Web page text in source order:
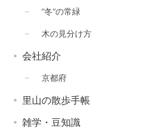
”冬”の常緑
木の見分け方
会社紹介
京都府
里山の散歩手帳
雑学・豆知識